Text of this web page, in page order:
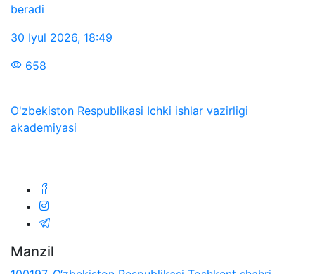
beradi
30 Iyul 2026, 18:49
658
O'zbekiston Respublikasi Ichki ishlar vazirligi
akademiyasi
Manzil